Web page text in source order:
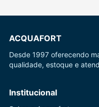
ACQUAFORT
Desde 1997 oferecendo
qualidade, estoque e
Institucional